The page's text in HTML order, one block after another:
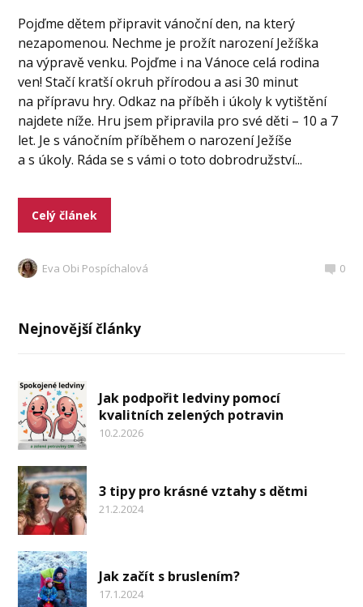
Pojďme dětem připravit vánoční den, na který
nezapomenou. Nechme je prožít narození Ježíška
na výpravě venku. Pojďme i na Vánoce celá rodina
ven! Stačí kratší okruh přírodou a asi 30 minut
na přípravu hry. Odkaz na příběh i úkoly k vytištění
najdete níže. Hru jsem připravila pro své děti – 10 a 7
let. Je s vánočním příběhem o narození Ježíše
a s úkoly. Ráda se s vámi o toto dobrodružství...
Celý článek
Eva Obi Pospíchalová 0
Nejnovější články
Jak podpořit ledviny pomocí
kvalitních zelených potravin
10.2.2026
3 tipy pro krásné vztahy s dětmi
21.2.2024
Jak začít s bruslením?
17.1.2024